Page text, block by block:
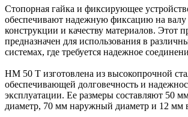
Стопорная гайка и фиксирующее
обеспечивают надежную фиксацию на валу
конструкции и качеству материалов. Этот
предназначен для использования в
системах, где требуется надежное
HM 50 T изготовлена из высокопрочной
обеспечивающей долговечность и
эксплуатации. Ее размеры составляют 50
диаметр, 70 мм наружный диаметр и 12 мм